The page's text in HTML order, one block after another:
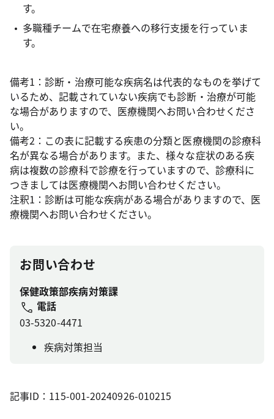
す。
多職種チームで在宅療養への移行支援を行っていま
す。
備考1：診断・治療可能な疾病名は代表的なものを挙げて
いるため、記載されていない疾病でも診断・治療が可能
な場合がありますので、医療機関へお問い合わせくださ
い。
備考2：この表に記載する疾患の分類と医療機関の診療科
名が異なる場合があります。また、様々な症状のある疾
病は複数の診療科で診療を行っていますので、診療科に
つきましては医療機関へお問い合わせください。
注釈1：診断は可能な疾病がある場合がありますので、医
療機関へお問い合わせください。
お問い合わせ
保健政策部疾病対策課
電話
03-5320-4471
疾病対策担当
記事ID：115-001-20240926-010215